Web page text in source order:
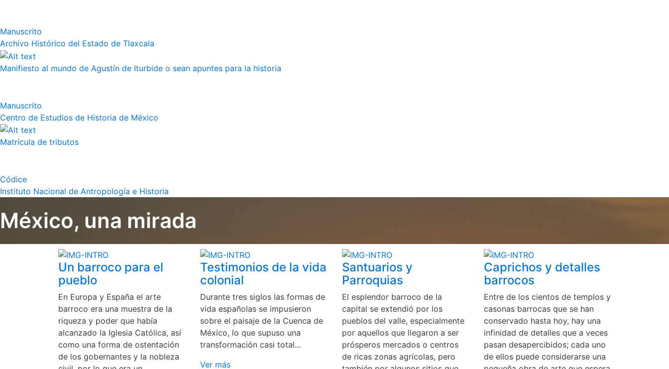
Manuscrito
Archivo Histórico del Estado de Tlaxcala
Manifiesto al mundo de Agustín de Iturbide o sean apuntes para la historia
Manuscrito
Centro de Estudios de Historia de México
Matrícula de tributos
Códice
Instituto Nacional de Antropología e Historia
México, una mirada
Un barroco para el
pueblo
En Europa y España el arte
barroco era una muestra de la
riqueza y poder que había
alcanzado la Iglesia Católica, así
como una forma de ostentación
de los gobernantes y la nobleza
Testimonios de la vida
colonial
Durante tres siglos las formas de
vida españolas se impusieron
sobre el paisaje de la Cuenca de
México, lo que supuso una
transformación casi total...
Ver más
Santuarios y
Parroquias
El esplendor barroco de la
capital se extendió por los
pueblos del valle, especialmente
por aquellos que llegaron a ser
prósperos mercados o centros
de ricas zonas agrícolas, pero
Caprichos y detalles
barrocos
Entre de los cientos de templos y
casonas barrocas que se han
conservado hasta hoy, hay una
infinidad de detalles que a veces
pasan desapercibidos; cada uno
de ellos puede considerarse una